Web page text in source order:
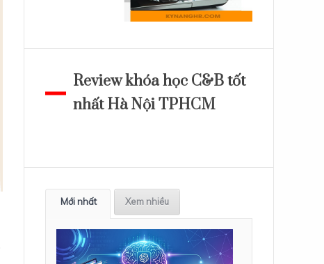
Review khóa học C&B tốt
nhất Hà Nội TPHCM
Mới nhất Xem nhiều